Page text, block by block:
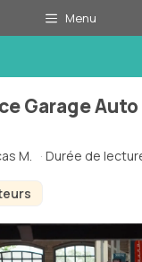
Menu
Garage
M. · Durée de